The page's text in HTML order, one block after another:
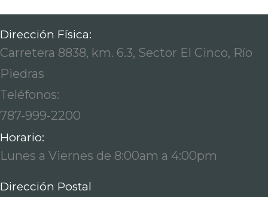
Dirección Física:
Carretera 8838, km. 6.3, Sector El Cinco, Río
Piedras
Teléfonos:
787-999-2200
Horario:
Lunes a Viernes de 8:00am a 4:00pm
Dirección Postal